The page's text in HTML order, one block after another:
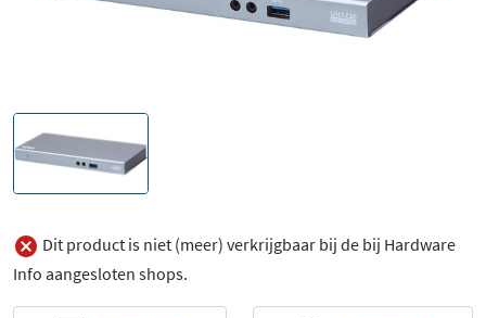
Dit product is niet (meer) verkrijgbaar bij de bij Hardware
Info aangesloten shops.